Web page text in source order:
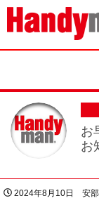
お風呂やキッチンの
お
お
投稿日
2024年8月10日 著者
安